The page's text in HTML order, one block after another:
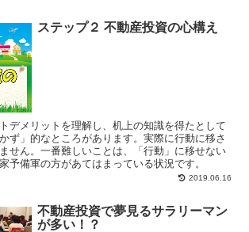
ステップ２ 不動産投資の心構え
デメリットを理解し、机上の知識を得たとして
ず」的なところがあります。実際に行動に移さ
せん。一番難しいことは、「行動」に移せない
予備軍の方があてはまっている状況です。
2019.06.16
不動産投資で夢見るサラリーマン
が多い！？